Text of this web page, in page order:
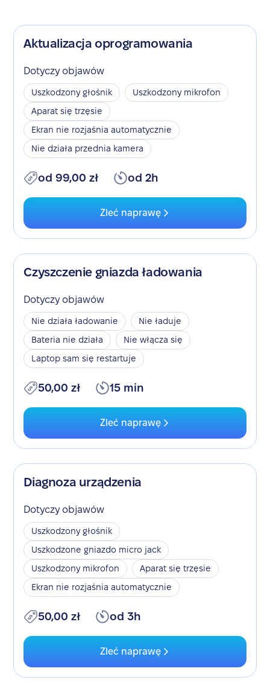
Aktualizacja oprogramowania
Dotyczy objawów
Uszkodzony głośnik
Uszkodzony mikrofon
Aparat się trzęsie
Ekran nie rozjaśnia automatycznie
Nie działa przednia kamera
od 99,00 zł od 2h
Zleć naprawę
Czyszczenie gniazda ładowania
Dotyczy objawów
Nie działa ładowanie
Nie ładuje
Bateria nie działa
Nie włącza się
Laptop sam się restartuje
50,00 zł 15 min
Zleć naprawę
Diagnoza urządzenia
Dotyczy objawów
Uszkodzony głośnik
Uszkodzone gniazdo micro jack
Uszkodzony mikrofon
Aparat się trzęsie
Ekran nie rozjaśnia automatycznie
50,00 zł od 3h
Zleć naprawę